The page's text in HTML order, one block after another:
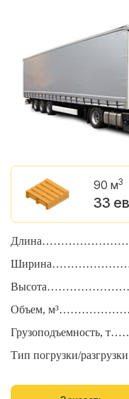
90 м3
33
Объем,
Грузоподъемность,
Тип погрузки/